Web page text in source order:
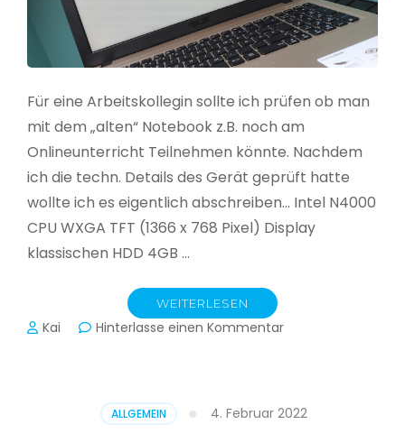
Für eine Arbeitskollegin sollte ich prüfen ob man
mit dem „alten“ Notebook z.B. noch am
Onlineunterricht Teilnehmen könnte. Nachdem
ich die techn. Details des Gerät geprüft hatte
wollte ich es eigentlich abschreiben… Intel N4000
CPU WXGA TFT (1366 x 768 Pixel) Display
klassischen HDD 4GB …
WEITERLESEN
Kai Hinterlasse einen Kommentarzu
ALLGEMEIN 4. Februar 2022